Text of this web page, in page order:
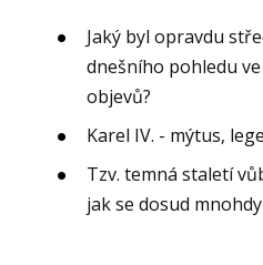
Jaký byl opravdu
dnešního pohledu
objevů?
Karel IV. - mýtus,
Tzv. temná staletí
jak se dosud